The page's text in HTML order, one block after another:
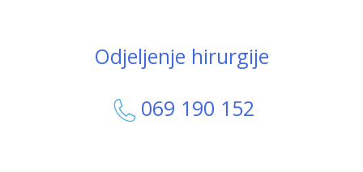
Odjeljenje hirurgije
069 190 152